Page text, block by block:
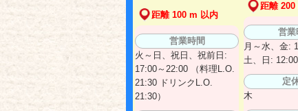
距離 100 m 以内
営業時間
火～日、祝日、祝前日:
17:00～22:00 （料理L.O.
21:30 ドリンクL.O.
21:30）
距離 200
営業
月～水、金:
土、日:
定
木